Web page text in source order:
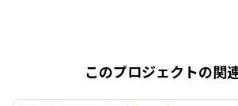
このプロジェクトの関